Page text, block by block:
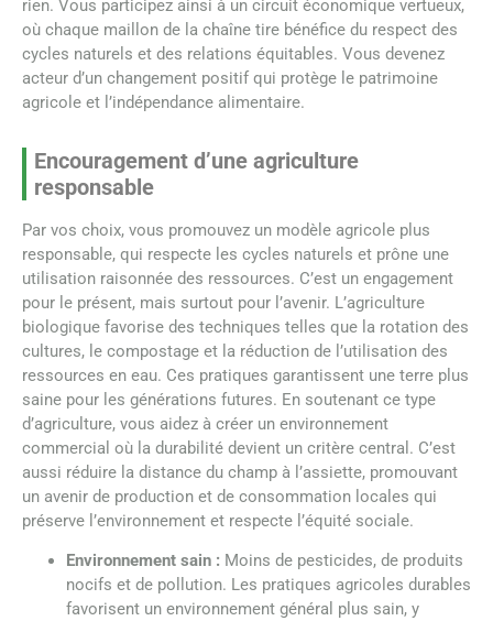
rien. Vous participez ainsi à un circuit économique vertueux,
où chaque maillon de la chaîne tire bénéfice du respect des
cycles naturels et des relations équitables. Vous devenez
acteur d’un changement positif qui protège le patrimoine
agricole et l’indépendance alimentaire.
Encouragement d’une agriculture
responsable
Par vos choix, vous promouvez un modèle agricole plus
responsable, qui respecte les cycles naturels et prône une
utilisation raisonnée des ressources. C’est un engagement
pour le présent, mais surtout pour l’avenir. L’agriculture
biologique favorise des techniques telles que la rotation des
cultures, le compostage et la réduction de l’utilisation des
ressources en eau. Ces pratiques garantissent une terre plus
saine pour les générations futures. En soutenant ce type
d’agriculture, vous aidez à créer un environnement
commercial où la durabilité devient un critère central. C’est
aussi réduire la distance du champ à l’assiette, promouvant
un avenir de production et de consommation locales qui
préserve l’environnement et respecte l’équité sociale.
Environnement sain : Moins de pesticides, de produits
nocifs et de pollution. Les pratiques agricoles durables
favorisent un environnement général plus sain, y